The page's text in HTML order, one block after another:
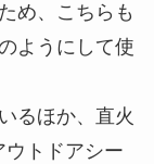
め、こちらも
ようにして使
るほか、直火
ウトドアシー